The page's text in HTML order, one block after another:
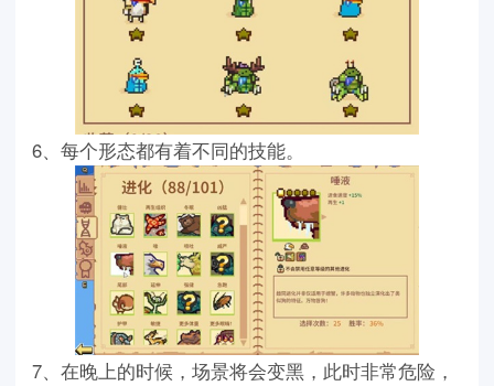
6、每个形态都有着不同的技能。
7、在晚上的时候，场景将会变黑，此时非常危险，